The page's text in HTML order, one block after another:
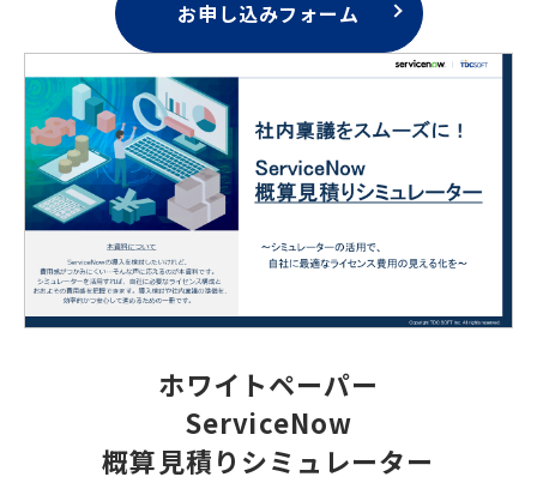
お申し込みフォーム
ホワイトペーパー
ServiceNow
概算見積りシミュレーター